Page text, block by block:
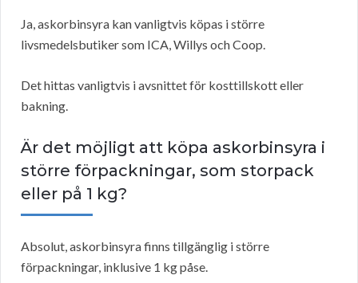
Ja, askorbinsyra kan vanligtvis köpas i större
livsmedelsbutiker som ICA, Willys och Coop.
Det hittas vanligtvis i avsnittet för kosttillskott eller
bakning.
Är det möjligt att köpa askorbinsyra i
större förpackningar, som storpack
eller på 1 kg?
Absolut, askorbinsyra finns tillgänglig i större
förpackningar, inklusive 1 kg påse.